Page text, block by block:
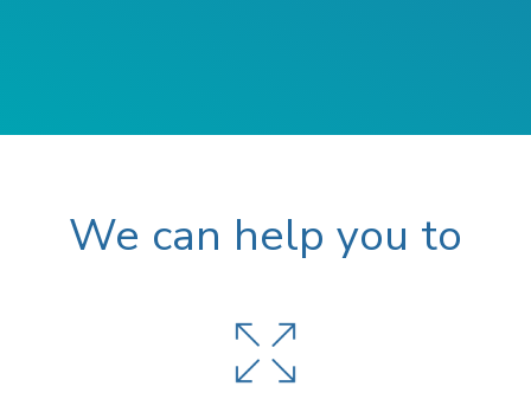
We can help you to